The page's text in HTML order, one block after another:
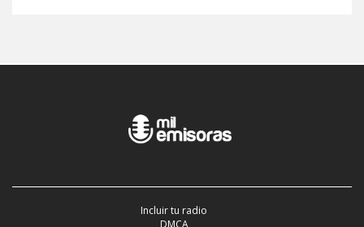
Incluir tu radio
DMCA